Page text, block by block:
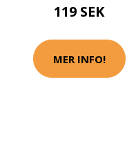
119 SEK
MER INFO!